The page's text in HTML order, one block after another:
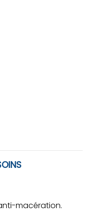
macération.